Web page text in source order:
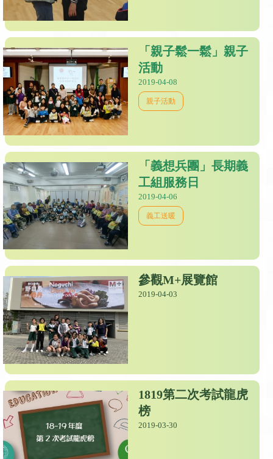
「親子鬆一鬆」親子
活動
2019-04-08
親子活動
「義想兵團」長期義
工組服務日
2019-04-06
義工送暖
參觀M+展覽館
2019-04-03
1819第二次考試龍虎
榜
2019-03-30